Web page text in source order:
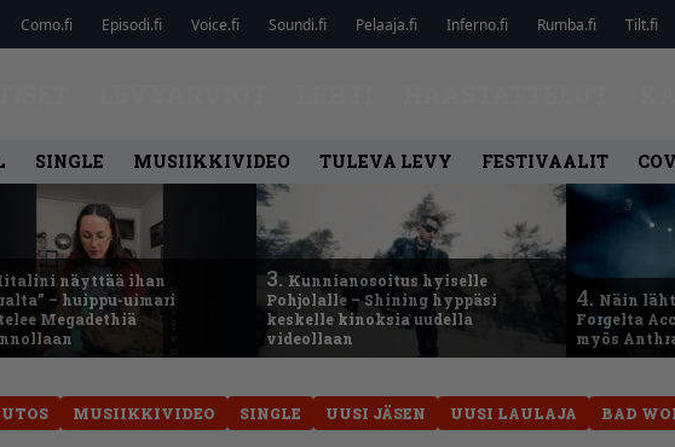
Como.fi Episodi.fi Voice.fi Soundi.fi Pelaaja.fi Inferno.fi Rumba.fi Tilt.fi
SINGLE MUSIIKKIVIDEO TULEVA LEVY FESTIVAALIT
näyttää ihan
– huippu-uimari
Megadethiä
3. Kunnianosoitus hyiselle
Pohjolalle – Shining hyppäsi
keskelle kinoksia uudella
videollaan
4. Näin
Forgelta
myös
MUSIIKKIVIDEO SINGLE UUSI JÄSEN UUSI LAULAJA BAD